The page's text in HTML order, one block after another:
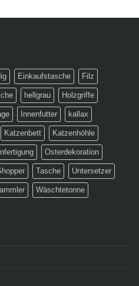
Einkaufstasche Filz
hellgrau Holzgriffe
Innenfutter kallax
Katzenbett Katzenhöhle
Osterdekoration
Tasche Untersetzer
Wäschtetonne